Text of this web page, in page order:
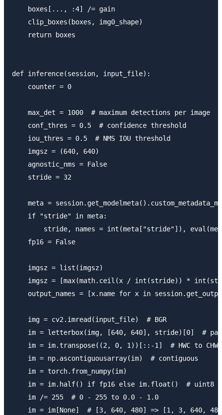
    boxes[..., :4] /= gain
    clip_boxes(boxes, img0_shape)
    return boxes
def inference(session, input_file):
    counter = 0
    max_det = 1000  # maximum detections per image
    conf_thres = 0.5  # confidence threshold
    iou_thres = 0.5  # NMS IOU threshold
    imgsz = (640, 640)
    agnostic_nms = False
    stride = 32
meta =
    if "stride" in meta:
stride, names = int(meta["stride"]),
    fp16 = False
    imgsz = list(imgsz)
imgsz = [max(math.ceil(x / int(stride)) *
output_names = [x.name for x in
    img = cv2.imread(input_file)  # BGR
im = letterbox(img, [640, 640], stride)[0]  #
im = im.transpose((2, 0, 1))[::-1]  # HWC to
    im = np.ascontiguousarray(im)  # contiguous
    im = torch.from_numpy(im)
im = im.half() if fp16 else im.float()  # uint8
    im /= 255  # 0 - 255 to 0.0 - 1.0
im = im[None]  # [3, 640, 480] => [1, 3, 640,